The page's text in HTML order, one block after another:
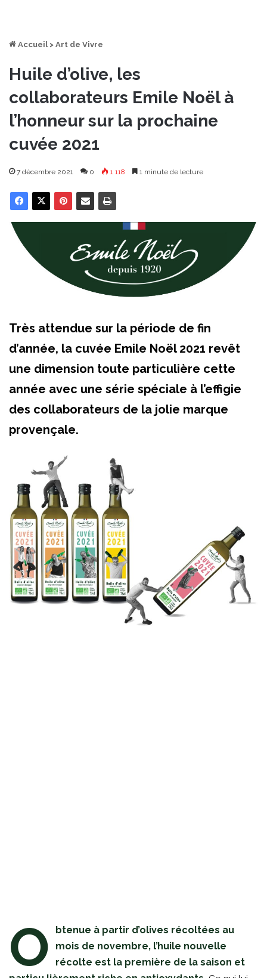
Accueil > Art de Vivre
Huile d’olive, les
collaborateurs Emile Noël à
l’honneur sur la prochaine
cuvée 2021
7 décembre 2021 0 1 118 1 minute de lecture
Très attendue sur la période de fin
d’année, la cuvée Emile Noël 2021 revêt
une dimension toute particulière cette
année avec une série spéciale à l’effigie
des collaborateurs de la jolie marque
provençale.
O
btenue à partir d’olives récoltées au
mois de novembre, l’huile nouvelle
récolte est la première de la saison et